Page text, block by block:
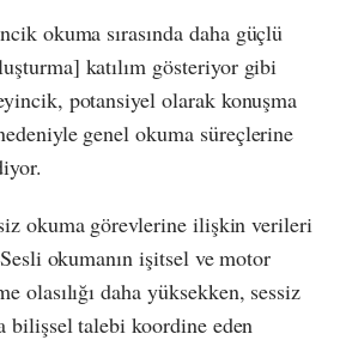
okuma sırasında daha güçlü
katılım gösteriyor gibi
potansiyel olarak konuşma
genel okuma süreçlerine
okuma görevlerine ilişkin verileri
okumanın işitsel ve motor
olasılığı daha yüksekken, sessiz
bilişsel talebi koordine eden